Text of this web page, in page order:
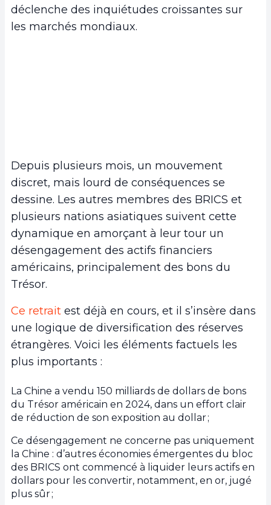
déclenche des inquiétudes croissantes sur
les marchés mondiaux.
Depuis plusieurs mois, un mouvement
discret, mais lourd de conséquences se
dessine. Les autres membres des BRICS et
plusieurs nations asiatiques suivent cette
dynamique en amorçant à leur tour un
désengagement des actifs financiers
américains, principalement des bons du
Trésor.
Ce retrait est déjà en cours, et il s’insère dans
une logique de diversification des réserves
étrangères. Voici les éléments factuels les
plus importants :
La Chine a vendu 150 milliards de dollars de bons
du Trésor américain en 2024, dans un effort clair
de réduction de son exposition au dollar ;
Ce désengagement ne concerne pas uniquement
la Chine : d’autres économies émergentes du bloc
des BRICS ont commencé à liquider leurs actifs en
dollars pour les convertir, notamment, en or, jugé
plus sûr ;